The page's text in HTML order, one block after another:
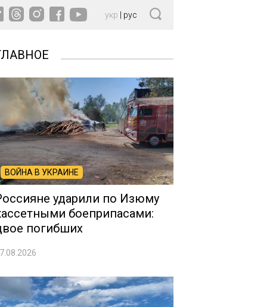
укр рус
ВОЙНА В УКРАИНЕ
ударили по Изюму
боеприпасами:
погибших